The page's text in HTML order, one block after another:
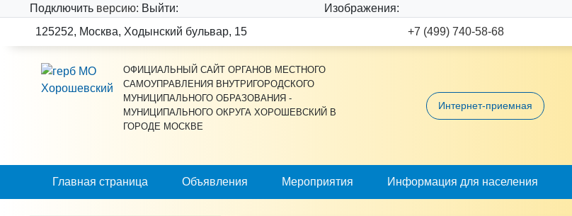
Подключить версию: Выйти: Изображения:
125252, Москва, Ходынский бульвар, 15
+7 (499) 740-58-68
ОФИЦИАЛЬНЫЙ САЙТ ОРГАНОВ МЕСТНОГО
САМОУПРАВЛЕНИЯ ВНУТРИГОРОДСКОГО
МУНИЦИПАЛЬНОГО ОБРАЗОВАНИЯ -
МУНИЦИПАЛЬНОГО ОКРУГА ХОРОШЕВСКИЙ В
ГОРОДЕ МОСКВЕ
Интернет-приемная
Главная страница Объявления Мероприятия Информация для населения